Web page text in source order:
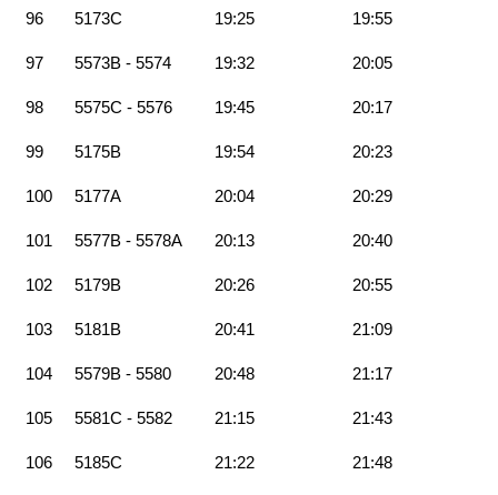
96 5173C 19:25 19:55
97 5573B - 5574 19:32 20:05
98 5575C - 5576 19:45 20:17
99 5175B 19:54 20:23
100 5177A 20:04 20:29
101 5577B - 5578A 20:13 20:40
102 5179B 20:26 20:55
103 5181B 20:41 21:09
104 5579B - 5580 20:48 21:17
105 5581C - 5582 21:15 21:43
106 5185C 21:22 21:48